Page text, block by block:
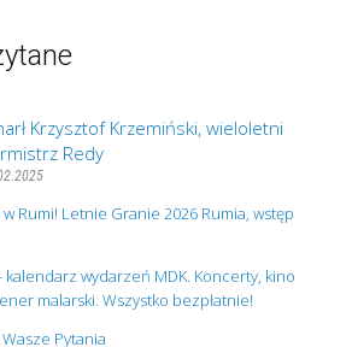
Krzysztof Krzemiński, wieloletni
Redy
Rumi! Letnie Granie 2026 Rumia, wstęp
kalendarz wydarzeń MDK. Koncerty, kino
malarski. Wszystko bezpłatnie!
Pytania